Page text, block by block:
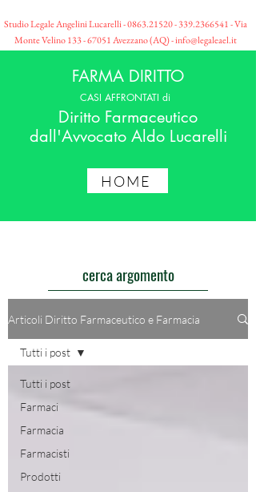
Studio Legale Angelini Lucarelli -0863.21520 - 339.2366541 - Via
Monte Velino133 - 67051Avezzano (AQ) -info@legaleael.it
FARMA DIRITTO
CASI AFFRONTATI di
Diritto Farmaceutico
dall'Avvocato Aldo Lucarelli
HOME
cerca argomento
Articoli Diritto Farmaceutico e Farmacia
Tutti i post
Farmaci
Farmacia
Farmacisti
Prodotti
Tutti i post